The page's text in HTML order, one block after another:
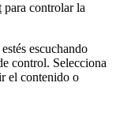
para controlar la
escuchando
control. Selecciona
el contenido o